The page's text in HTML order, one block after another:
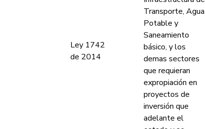
Ley 1742
de 2014
Transporte, Agua
Potable y
Saneamiento
básico, y los
demas sectores
que requieran
expropiación en
proyectos de
inversión que
adelante el